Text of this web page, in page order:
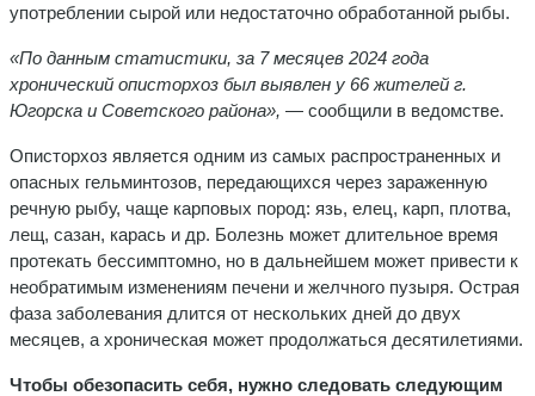
употреблении сырой или недостаточно обработанной рыбы.
«По данным статистики, за 7 месяцев 2024 года
хронический описторхоз был выявлен у 66 жителей г.
Югорска и Советского района», — сообщили в ведомстве.
Описторхоз является одним из самых распространенных и
опасных гельминтозов, передающихся через зараженную
речную рыбу, чаще карповых пород: язь, елец, карп, плотва,
лещ, сазан, карась и др. Болезнь может длительное время
протекать бессимптомно, но в дальнейшем может привести к
необратимым изменениям печени и желчного пузыря. Острая
фаза заболевания длится от нескольких дней до двух
месяцев, а хроническая может продолжаться десятилетиями.
Чтобы обезопасить себя, нужно следовать следующим